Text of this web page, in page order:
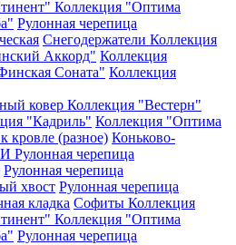
Коллекция "Оптима
Рулонная черепица
Снегодержатели Коллекция
Аккорд" Коллекция
Соната" Коллекция
ковер Коллекция "Вестерн"
"Кадриль" Коллекция "Оптима
кровле (разное) Коньково-
черепица
Рулонная черепица
хвост Рулонная черепица
кладка Софиты Коллекция
Коллекция "Оптима
Рулонная черепица